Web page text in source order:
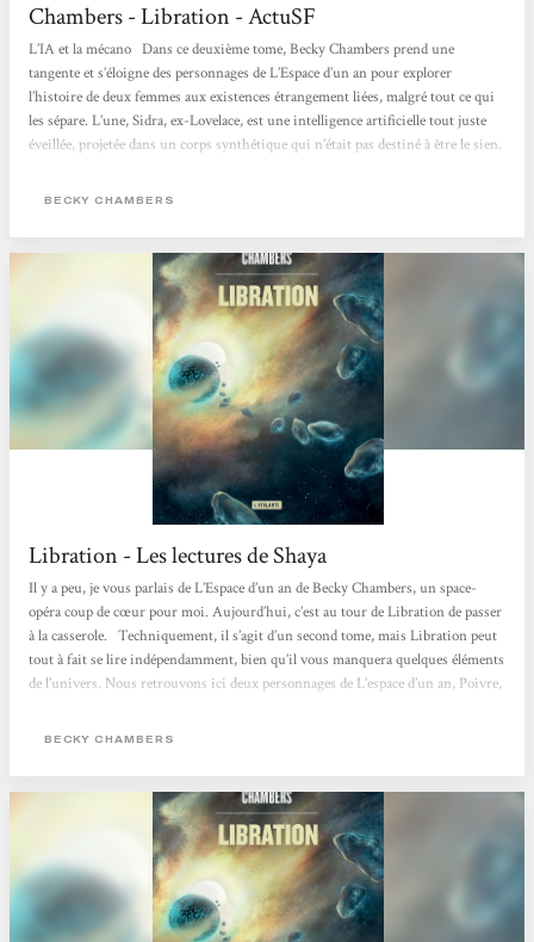
Chambers - Libration - ActuSF
L’IA et la mécano Dans ce deuxième tome, Becky Chambers prend une
tangente et s’éloigne des personnages de L’Espace d’un an pour explorer
l’histoire de deux femmes aux existences étrangement liées, malgré tout ce qui
les sépare. L’une, Sidra, ex-Lovelace, est une intelligence artificielle tout juste
éveillée, projetée dans un corps synthétique qui n’était pas destiné à être le sien.
toutes pièces, qu’on...
BECKY CHAMBERS
Libration - Les lectures de Shaya
Il y a peu, je vous parlais de L’Espace d’un an de Becky Chambers, un space-
opéra coup de cœur pour moi. Aujourd’hui, c’est au tour de Libration de passer
à la casserole. Techniquement, il s’agit d’un second tome, mais Libration peut
tout à fait se lire indépendamment, bien qu’il vous manquera quelques éléments
de l’univers. Nous retrouvons ici deux personnages de L’espace d’un an, Poivre,
humanoïde, un "kit" selon elle. Pour être honnête, le personnage de Poivre,...
BECKY CHAMBERS